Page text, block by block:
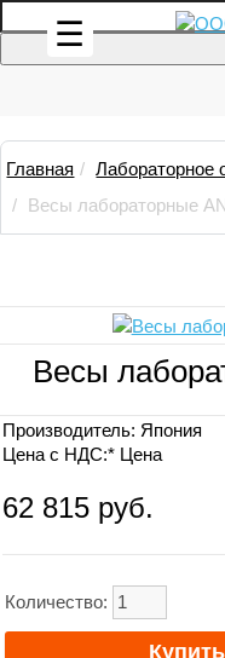
☰
Главная
Лабораторное
Весы лабораторные
Весы
Производитель: Япония
Цена с НДС:* Цена
62 815 руб.
Количество: